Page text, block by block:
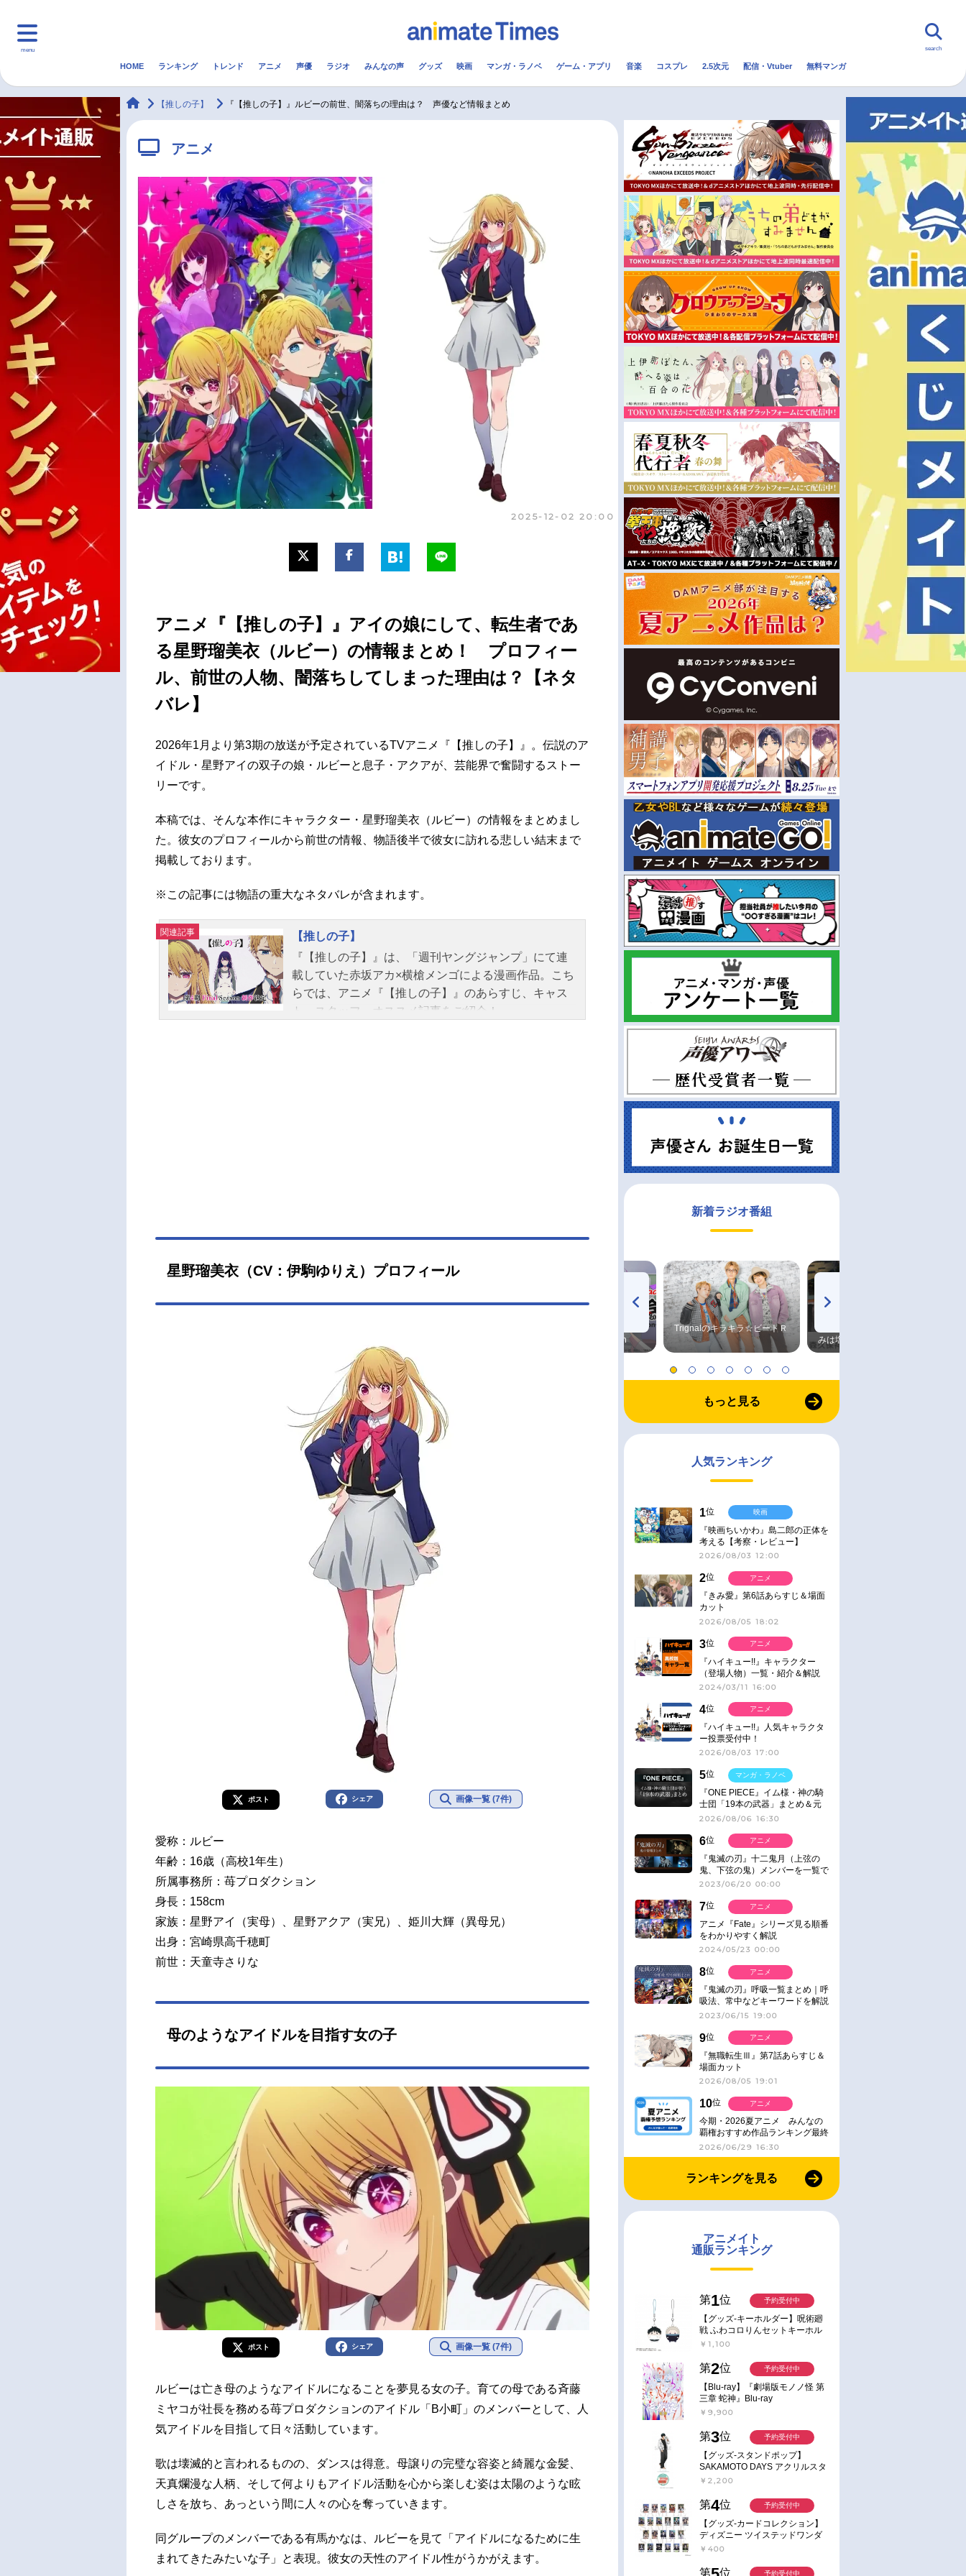
menu
マンガ・ラノベ ゲーム・アプリ 配信・Vtuber トレンド 無料マンガ
最新記事一覧
アニメ記事一覧
声優記事一覧 男性声優/女性声優一覧
今期アニメ曜日別一覧 秋アニメ
冬アニメ
FOLLOW US
search
HOME ランキング トレンド アニメ 声優 ラジオ みんなの声 グッズ 映画 マンガ・ラノベ ゲーム・アプリ 音楽 コスプレ 2.5次元 配信・Vtuber 無料マンガ
animateTimes
【推しの子】 『【推しの子】』ルビーの前世、闇落ちの理由は？ 声優など情報まとめ
アニメ
2025-12-02 20:00
アニメ『【推しの子】』アイの娘にして、転生者であ
る星野瑠美衣（ルビー）の情報まとめ！ プロフィー
ル、前世の人物、闇落ちしてしまった理由は？【ネタ
バレ】
2026年1月より第3期の放送が予定されているTVアニメ『【推しの子】』。伝説のア
イドル・星野アイの双子の娘・ルビーと息子・アクアが、芸能界で奮闘するストー
リーです。
本稿では、そんな本作にキャラクター・星野瑠美衣（ルビー）の情報をまとめまし
た。彼女のプロフィールから前世の情報、物語後半で彼女に訪れる悲しい結末まで
掲載しております。
※この記事には物語の重大なネタバレが含まれます。
関連記事
【推しの子】
『【推しの子】』は、「週刊ヤングジャンプ」にて連
載していた赤坂アカ×横槍メンゴによる漫画作品。こち
らでは、アニメ『【推しの子】』のあらすじ、キャス
ト、スタッフ、オススメ記事をご紹介！
星野瑠美衣（CV：伊駒ゆりえ）プロフィール
ポスト シェア 画像一覧 (7件)
愛称：ルビー
年齢：16歳（高校1年生）
所属事務所：苺プロダクション
身長：158cm
家族：星野アイ（実母）、星野アクア（実兄）、姫川大輝（異母兄）
出身：宮崎県高千穂町
前世：天童寺さりな
母のようなアイドルを目指す女の子
ポスト シェア 画像一覧 (7件)
ルビーは亡き母のようなアイドルになることを夢見る女の子。育ての母である斉藤
ミヤコが社長を務める苺プロダクションのアイドル「B小町」のメンバーとして、人
気アイドルを目指して日々活動しています。
歌は壊滅的と言われるものの、ダンスは得意。母譲りの完璧な容姿と綺麗な金髪、
天真爛漫な人柄、そして何よりもアイドル活動を心から楽しむ姿は太陽のような眩
しさを放ち、あっという間に人々の心を奪っていきます。
同グループのメンバーである有馬かなは、ルビーを見て「アイドルになるために生
まれてきたみたいな子」と表現。彼女の天性のアイドル性がうかがえます。
新着ラジオ番組
radio 大直会 2nd season
Trignalのキラキラ☆ビートＲ
みは塩だけ
もっと見る
人気ランキング
1位
『映画ちいかわ』島二郎の正体を
考える【考察・レビュー】
2026/08/03 12:00
映画
2位
『きみ愛』第6話あらすじ＆場面
カット
2026/08/05 18:02
アニメ
3位
『ハイキュー!!』キャラクター
（登場人物）一覧・紹介＆解説
2024/03/11 16:00
アニメ
4位
『ハイキュー!!』人気キャラクタ
ー投票受付中！
2026/08/03 17:00
アニメ
5位
『ONE PIECE』イム様・神の騎
士団「19本の武器」まとめ＆元
ネタ
2026/08/06 16:30
マンガ・ラノベ
6位
『鬼滅の刃』十二鬼月（上弦の
鬼、下弦の鬼）メンバーを一覧で
紹介＆解説（登場鬼の情報まと
2023/06/20 00:00
アニメ
7位
アニメ『Fate』シリーズ見る順番
をわかりやすく解説
2024/05/23 00:00
アニメ
8位
『鬼滅の刃』呼吸一覧まとめ｜呼
吸法、常中などキーワードを解説
2023/06/15 19:00
アニメ
9位
『無職転生Ⅲ』第7話あらすじ＆
場面カット
2026/08/05 19:01
アニメ
10位
今期・2026夏アニメ みんなの
覇権おすすめ作品ランキング最終
結果発表！
2026/06/29 16:30
アニメ
ランキングを見る
アニメイト
通販ランキング
第1位
【グッズ-キーホルダー】呪術廻
戦 ふわコロりんセットキーホル
ダー【アニメイト特典付】
￥1,100
予約受付中
第2位
【Blu-ray】『劇場版モノノ怪 第
三章 蛇神』Blu-ray
￥9,900
予約受付中
第3位
【グッズ-スタンドポップ】
SAKAMOTO DAYS アクリルスタ
ンド～Sunny Afternoon～ 4.南雲
￥2,200
予約受付中
第4位
【グッズ-カードコレクション】
ディズニー ツイステッドワンダ
ーランド ランダムカードコレク
￥400
予約受付中
第 位 予約受付中